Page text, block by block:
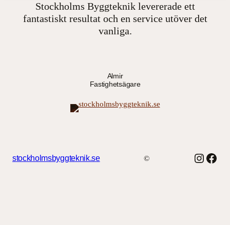
Stockholms Byggteknik levererade ett
fantastiskt resultat och en service utöver det
vanliga.
Almir
Fastighetsägare
stockholmsbyggteknik.se ©